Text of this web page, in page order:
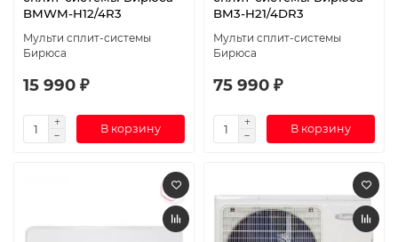
BMWM-H12/4R3
Мульти сплит-системы
Бирюса
15 990 ₽
В корзину
BM3-H21/4DR3
Мульти сплит-системы
Бирюса
75 990 ₽
В корзину